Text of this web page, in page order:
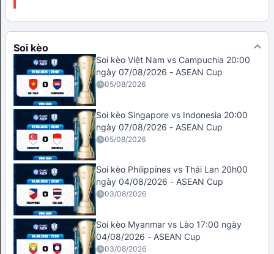
Soi kèo
Soi kèo Việt Nam vs Campuchia 20:00
ngày 07/08/2026 - ASEAN Cup
05/08/2026
Soi kèo Singapore vs Indonesia 20:00
ngày 07/08/2026 - ASEAN Cup
05/08/2026
Soi kèo Philippines vs Thái Lan 20h00
ngày 04/08/2026 - ASEAN Cup
03/08/2026
Soi kèo Myanmar vs Lào 17:00 ngày
04/08/2026 - ASEAN Cup
03/08/2026